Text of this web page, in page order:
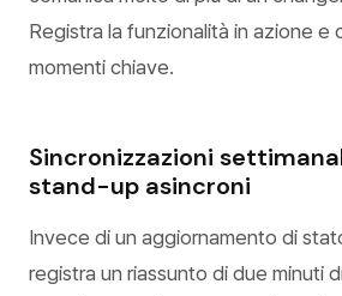
Registra la funzionalità in azione e
momenti chiave.
Sincronizzazioni
stand-up asincroni
Invece di un aggiornamento di
registra un riassunto di due minuti